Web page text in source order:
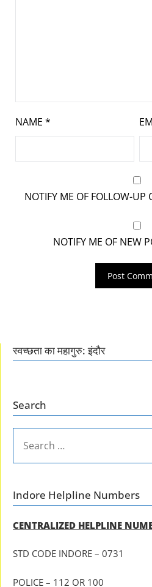
NAME *
NOTIFY ME OF FOLLOW-UP
NOTIFY ME OF NEW
स्वच्छता का महागुरु: इंदौर
Search
FOR:
Indore Helpline Numbers
CENTRALIZED HELPLINE
STD CODE INDORE – 0731
POLICE – 112 OR 100